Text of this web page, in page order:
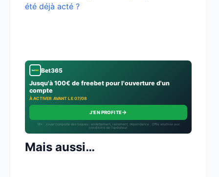
été déjà acté ?
Bet365
Jusqu'à 100€ de freebet pour l'ouverture d'un
compte
À ACTIVER AVANT LE 07/08
J'EN PROFITE→
18+ · Jouer comporte des risques : endettement, isolement, dépendance · Offre soumise aux
conditions de l’opérateur.
Mais aussi…